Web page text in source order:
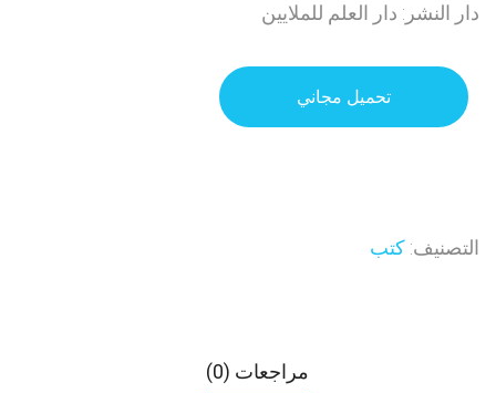
دار النشر: دار العلم للملايين
تحميل مجاني
التصنيف: كتب
مراجعات (0)